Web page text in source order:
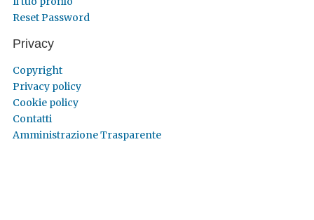
Reset Password
Privacy
Copyright
Privacy policy
Cookie policy
Contatti
Amministrazione Trasparente